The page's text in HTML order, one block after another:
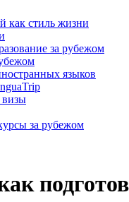
как стиль жизни
за рубежом
языков
за рубежом